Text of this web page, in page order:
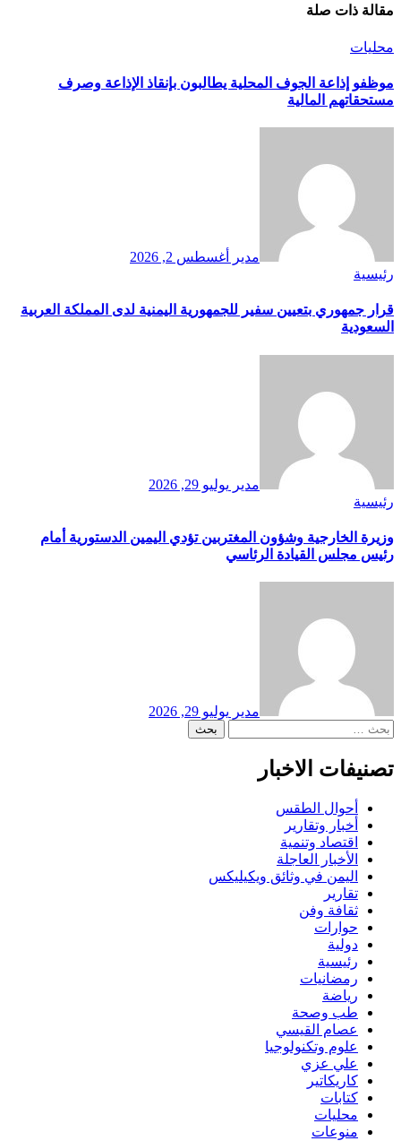
مقالة ذات صلة
محليات
موظفو إذاعة الجوف المحلية يطالبون بإنقاذ الإذاعة وصرف
مستحقاتهم المالية
مدير
أغسطس 2, 2026
رئيسية
قرار جمهوري بتعيين سفير للجمهورية اليمنية لدى المملكة العربية
السعودية
مدير يوليو 29, 2026
رئيسية
وزيرة الخارجية وشؤون المغتربين تؤدي اليمين الدستورية أمام
رئيس مجلس القيادة الرئاسي
مدير يوليو 29, 2026
البحث
تصنيفات الاخبار
أحوال الطقس
أخبار وتقارير
اقتصاد وتنمية
الأخبار العاجلة
اليمن في وثائق ويكيليكس
تقارير
ثقافة وفن
حوارات
دولية
رئيسية
رمضانيات
رياضة
طب وصحة
عصام القيسي
علوم وتكنولوجيا
علي عزي
كاريكاتير
كتابات
محليات
منوعات